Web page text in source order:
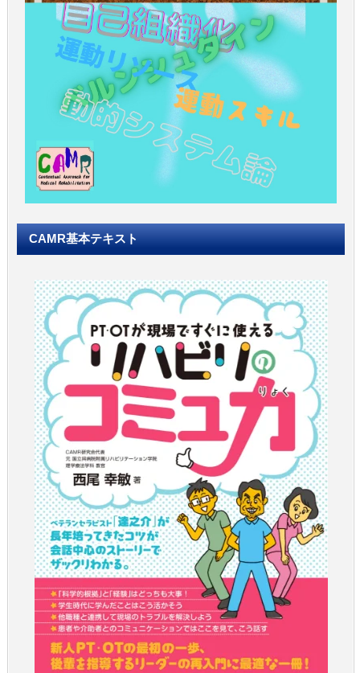
CAMR基本テキスト